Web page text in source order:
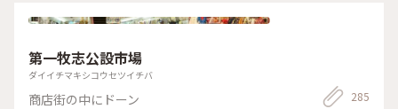
しか進むことが出来ない魔物。 曲がることが出来ない為、T字
です。それを防ぐのが石敢當なのです。 #ことりっぷ沖縄 #首
里金城町石畳道 #夏は心臓破りの坂 #誰もいない #ここも行き
たかったスポット #琉球石灰岩
第一牧志公設市場
ダイイチマキシコウセツイチバ
商店街の中にドーン 285